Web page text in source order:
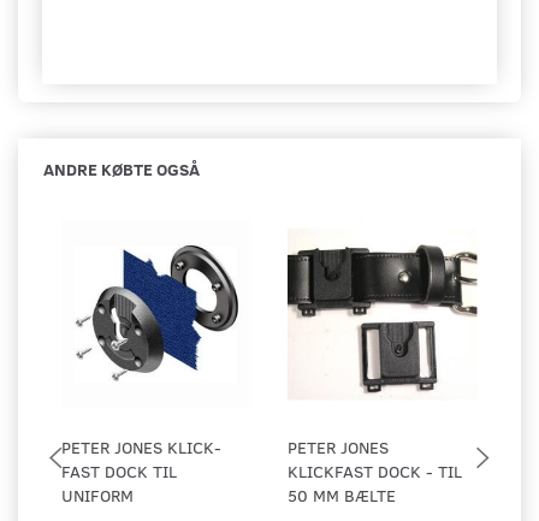
ANDRE KØBTE OGSÅ
PETER JONES KLICK-
FAST DOCK TIL
UNIFORM
PETER JONES
KLICKFAST DOCK - TIL
50 MM BÆLTE